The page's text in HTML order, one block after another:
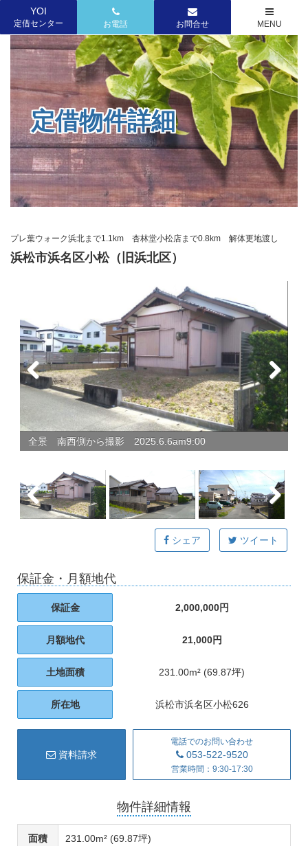
YOI
定借センター お電話 お問合せ MENU
ホーム 定借物件一覧 物件詳細
定借物件詳細
プレ葉ウォーク浜北まで1.1km 杏林堂小松店まで0.8km 解体更地渡し
浜松市浜名区小松（旧浜北区）
全景 南西側から撮影 2025.6.6am9:00
Previous Next
Previous Next
シェア ツイート
保証金・月額地代
保証金 2,000,000円
月額地代 21,000円
土地面積 231.00m² (69.87坪)
所在地 浜松市浜名区小松626
資料請求
電話でのお問い合わせ
053-522-9520
営業時間：9:30-17:30
物件詳細情報
面積 231.00m² (69.87坪)